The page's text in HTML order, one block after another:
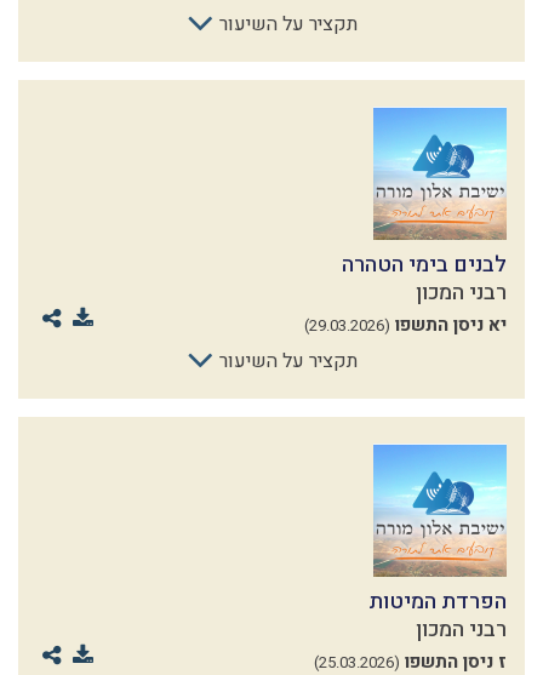
תקציר על השיעור
לבנים בימי הטהרה
רבני המכון
יא ניסן התשפו (29.03.2026)
תקציר על השיעור
הפרדת המיטות
רבני המכון
ז ניסן התשפו (25.03.2026)